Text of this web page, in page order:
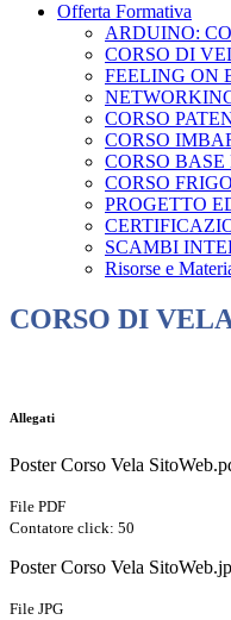
Offerta Formativa
ARDUINO:
CORSO DI
FEELING ON
CORSO
CORSO
CORSO
CORSO
PROGETTO
SCAMBI
Risorse e
CORSO DI
Allegati
Poster Corso Vela
File PDF
Contatore click: 50
Poster Corso Vela
File JPG